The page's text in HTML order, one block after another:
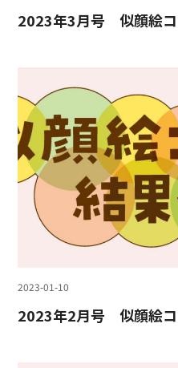
2023年3月号 似顔絵コ
2023-01-10
2023年2月号 似顔絵コ